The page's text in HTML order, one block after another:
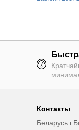
Контакты
Беларусь